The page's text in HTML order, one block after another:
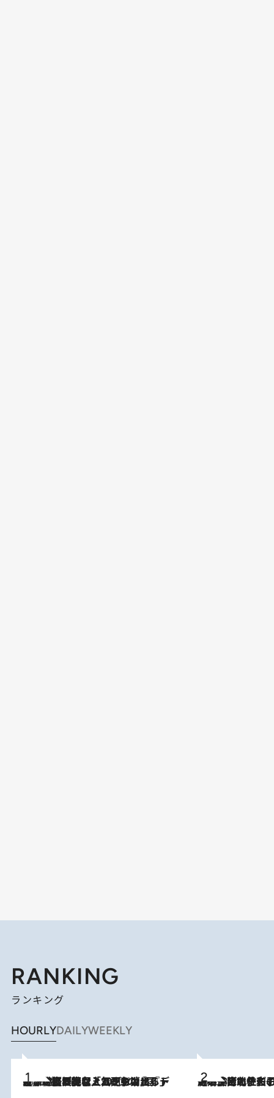
RANKING
ランキング
HOURLYDAILYWEEKLY
2026.8.5
【なぜ吉沢亮は「気配を消せる」のか？】興行収入208億の『国宝』を経て挑むミュージカル『ディア・エヴァン・ハンセン』。トップ俳優が舞台上でさらけ出した“孤独”とは 2026.8.3
《「文士の子ども被害者の会」発足！》阿川佐和子（72）が語る遠藤周作に北杜夫、劇作家・矢代静一の子どもたちの“文豪プライベート事件簿”